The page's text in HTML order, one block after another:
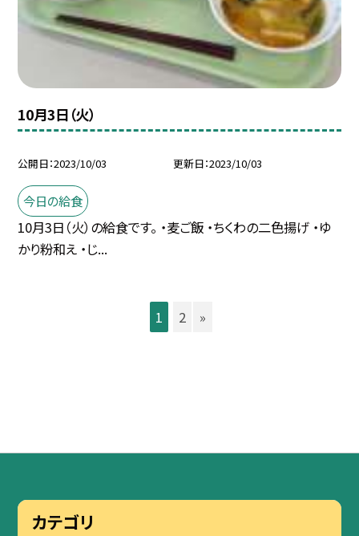
10月3日（火）
公開日 2023/10/03 更新日 2023/10/03
今日の給食
10月3日（火）の給食です。 ・麦ご飯 ・ちくわの二色揚げ ・ゆ
かり粉和え ・じ...
1 2 »
カテゴリ